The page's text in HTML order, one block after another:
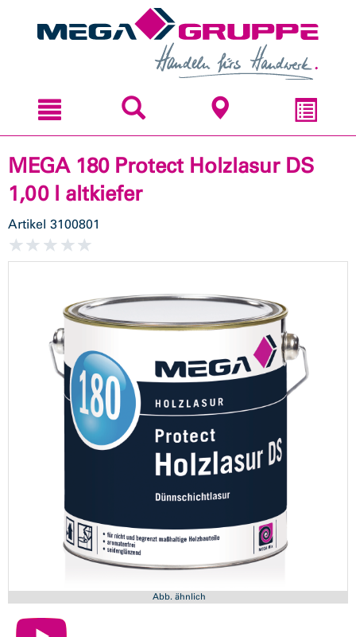
MEGA 180 Protect Holzlasur DS
1,00 l altkiefer
Artikel 3100801
Abb. ähnlich